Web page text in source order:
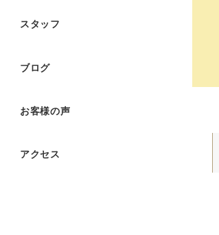
スタッフ
ブログ
お客様の声
アクセス